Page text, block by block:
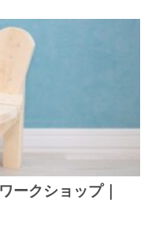
ークショップ｜